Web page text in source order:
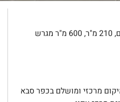
מרכזי ומושלם בכפר סבא